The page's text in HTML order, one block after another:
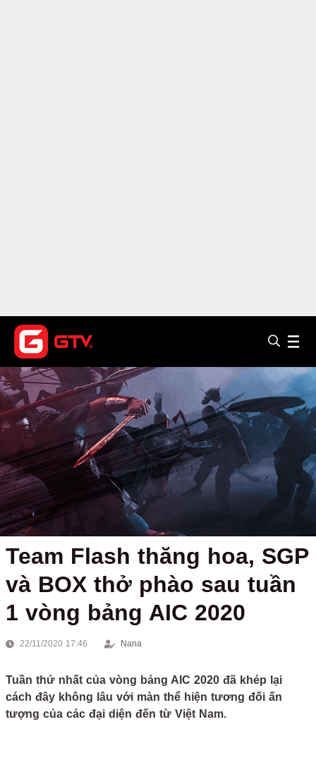
Team Flash thăng hoa, SGP
và BOX thở phào sau tuần
1 vòng bảng AIC 2020
22/11/2020 17:46 Nana
Tuần thứ nhất của vòng bảng AIC 2020 đã khép lại
cách đây không lâu với màn thể hiện tương đối ấn
tượng của các đại diện đến từ Việt Nam.